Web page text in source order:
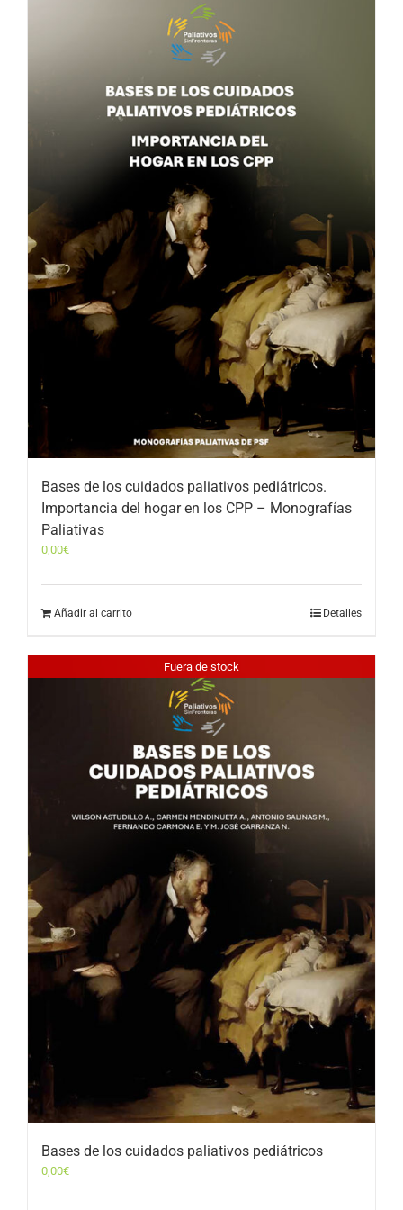
Bases de los cuidados paliativos pediátricos.
Importancia del hogar en los CPP – Monografías
Paliativas
0,00€
Añadir al carrito Detalles
Fuera de stock
Bases de los cuidados paliativos pediátricos
0,00€